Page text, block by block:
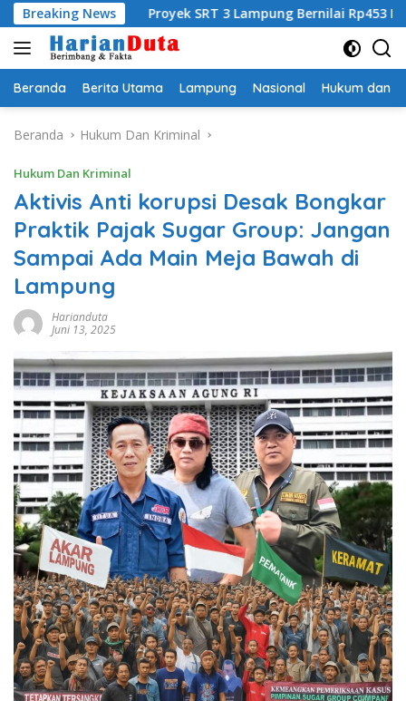
Langsung
ke
konten
Breaking News
Proyek SRT 3 Lampung Bernilai Rp453 M Gunakan GRC,
Beranda Berita Utama Lampung Nasional Hukum dan
Beranda Hukum Dan Kriminal
Hukum Dan Kriminal
Aktivis Anti korupsi Desak Bongkar
Praktik Pajak Sugar Group: Jangan
Sampai Ada Main Meja Bawah di
Lampung
Harianduta
Juni 13, 2025